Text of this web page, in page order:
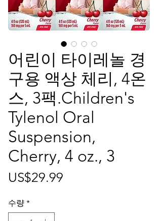
어린이 타이레놀 경
구용 액상 체리, 4온
스, 3팩.Children's
Tylenol Oral
Suspension,
Cherry, 4 oz., 3
US$29.99
수량 *